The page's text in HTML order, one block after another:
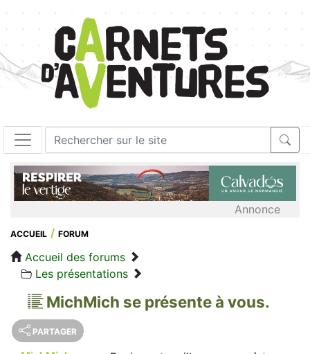
Annonce
ACCUEIL FORUM
Accueil des forums
Les présentations
MichMich se présente à vous.
PARTAGER